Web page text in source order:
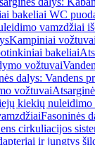
bakeliai WC
vamzdžiai
Kampiniai vožtuvai
bakeliai
vožtuvai
dalys: Vandens
vožtuvai
kiekių nuleidimo
Fasoninės
cirkuliacijos
ir jungtys